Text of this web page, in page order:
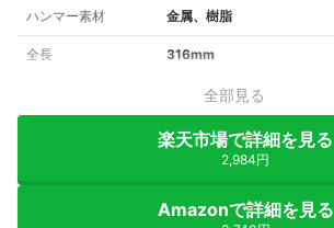
ハンマー素材 金属、樹脂
全長 316mm
全部見る
楽天市場で詳細を見る
2,984円
Amazonで詳細を見る